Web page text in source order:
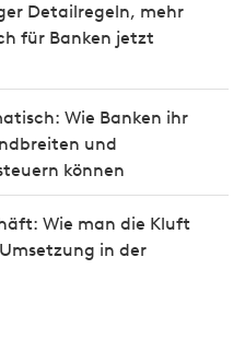
Detailregeln, mehr
für Banken jetzt
Wie Banken ihr
und
können
Wie man die Kluft
in der